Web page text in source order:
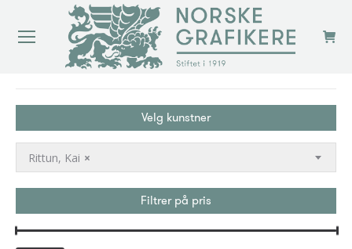
Velg kunstner
×
Rittun, Kai
Filtrer på pris